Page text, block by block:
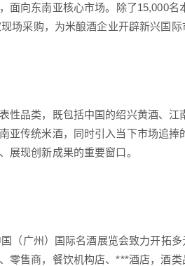
面向东南亚核心市场。除了15,000
场采购，为米酿酒企业开辟新兴国际
品类，既包括中国的绍兴黄酒、江
亚传统米酒，同时引入当下市场追
展现创新成果的重要窗口。
广州）国际名酒展览会致力开拓多
零售商，餐饮机构店、***酒店，酒